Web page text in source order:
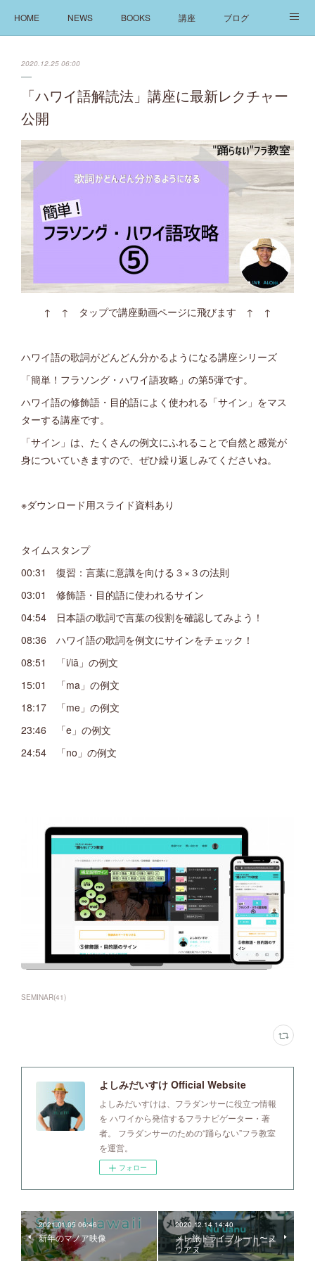
HOME NEWS BOOKS 講座 ブログ
2020.12.25 06:00
「ハワイ語解読法」講座に最新レクチャー
公開
↑ ↑ タップで講座動画ページに飛びます ↑ ↑
ハワイ語の歌詞がどんどん分かるようになる講座シリーズ
「簡単！フラソング・ハワイ語攻略」の第5弾です。
ハワイ語の修飾語・目的語によく使われる「サイン」をマス
ターする講座です。
「サイン」は、たくさんの例文にふれることで自然と感覚が
身についていきますので、ぜひ繰り返しみてくださいね。
※ダウンロード用スライド資料あり
タイムスタンプ
00:31 復習：言葉に意識を向ける３×３の法則
03:01 修飾語・目的語に使われるサイン
04:54 日本語の歌詞で言葉の役割を確認してみよう！
08:36 ハワイ語の歌詞を例文にサインをチェック！
08:51 「i/iā」の例文
15:01 「ma」の例文
18:17 「me」の例文
23:46 「e」の例文
24:54 「no」の例文
SEMINAR(41)
よしみだいすけ Official Website
よしみだいすけは、フラダンサーに役立つ情報
を ハワイから発信するフラナビゲーター・著
者。 フラダンサーのための“踊らない”フラ教室
を運営。
フォロー
2021.01.05 06:46
新年のマノア映像
2020.12.14 14:40
メレ旅ドライブルート〜ヌ
ウアヌ